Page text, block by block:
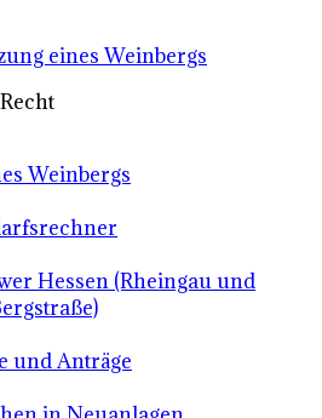
eines Weinbergs
Weinbergs
Hessen (Rheingau und
und Anträge